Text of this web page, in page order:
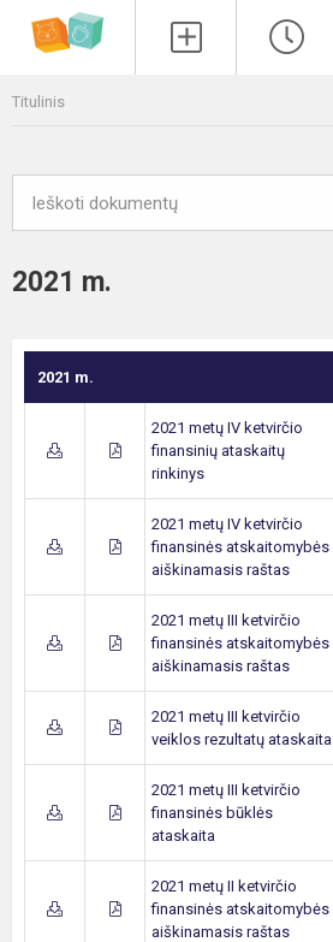
Titulinis
2021 m.
2021 m.
2021 metų IV ketvirčio
finansinių ataskaitų
rinkinys
2021 metų IV ketvirčio
finansinės atskaitomybės
aiškinamasis raštas
2021 metų III ketvirčio
finansinės atskaitomybės
aiškinamasis raštas
2021 metų III ketvirčio
veiklos rezultatų ataskaita
2021 metų III ketvirčio
finansinės būklės
ataskaita
2021 metų II ketvirčio
finansinės atskaitomybės
aiškinamasis raštas